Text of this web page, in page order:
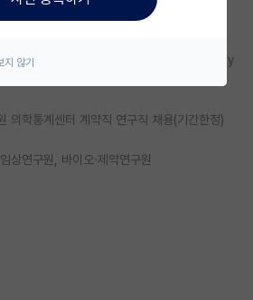
판
시판
Recruit/Co_Read/C/y
의학통계센터 계약직 연구직 채용(기간한정)
상연구원, 바이오·제약연구원
않기